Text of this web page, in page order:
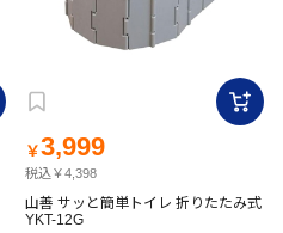
￥3,999
税込￥4,398
山善 サッと簡単トイレ 折りたたみ式
YKT-12G